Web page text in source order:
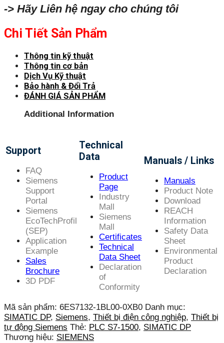
-> Hãy Liên hệ ngay cho chúng tôi
Chi Tiết Sản Phẩm
Thông tin kỹ thuật
Thông tin cơ bản
Dịch Vụ Kỹ thuật
Bảo hành & Đổi Trả
ĐÁNH GIÁ SẢN PHẨM
Additional Information
Support
FAQ
Siemens
Support
Portal
Siemens
EcoTechProfil
(SEP)
Application
Example
Sales
Brochure
3D PDF
Technical
Data
Product
Page
Industry
Mall
Siemens
Mall
Certificates
Technical
Data Sheet
Declaration
of
Conformity
Manuals / Links
Manuals
Product Note
Download
REACH
Information
Safety Data
Sheet
Environmental
Product
Declaration
Mã sản phẩm: 6ES7132-1BL00-0XB0 Danh mục:
SIMATIC DP, Siemens, Thiết bị điện công nghiệp, Thiết bị
tự động Siemens Thẻ: PLC S7-1500, SIMATIC DP
Thương hiệu: SIEMENS